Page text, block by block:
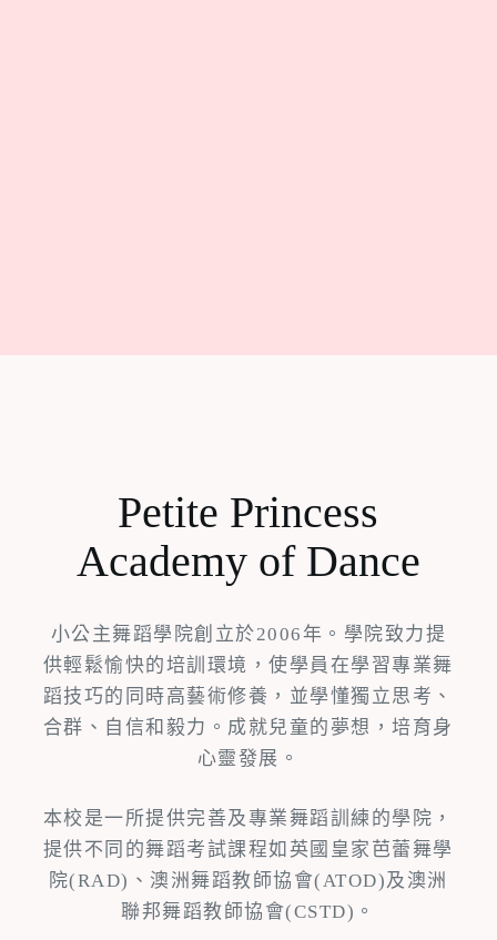
Petite Princess
Academy of Dance
小公主舞蹈學院創立於2006年。學院致力提
供輕鬆愉快的培訓環境，使學員在學習專業舞
蹈技巧的同時高藝術修養，並學懂獨立思考、
合群、自信和毅力。成就兒童的夢想，培育身
心靈發展。
本校是一所提供完善及專業舞蹈訓練的學院，
提供不同的舞蹈考試課程如英國皇家芭蕾舞學
院(RAD)、澳洲舞蹈教師協會(ATOD)及澳洲
聯邦舞蹈教師協會(CSTD)。